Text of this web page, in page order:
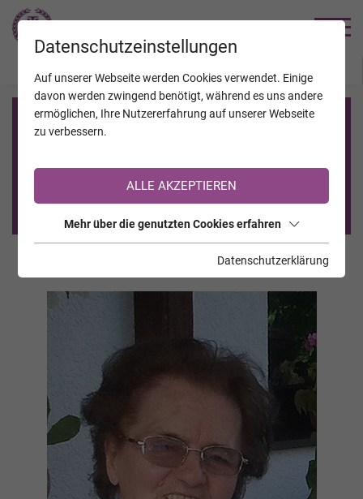
Registrierung auf TrauerHilfe.it
Sie sind noch nicht auf TrauerHilfe.it registriert?
>> zur kostenlosen Registrierung <<
Datenschutzeinstellungen
Auf unserer Webseite werden Cookies verwendet. Einige
davon werden zwingend benötigt, während es uns andere
ermöglichen, Ihre Nutzererfahrung auf unserer Webseite
zu verbessern.
ALLE AKZEPTIEREN
Mehr über die genutzten Cookies erfahren
Datenschutzerklärung
JAHRESTAGE KALENDER VERSTORBENE